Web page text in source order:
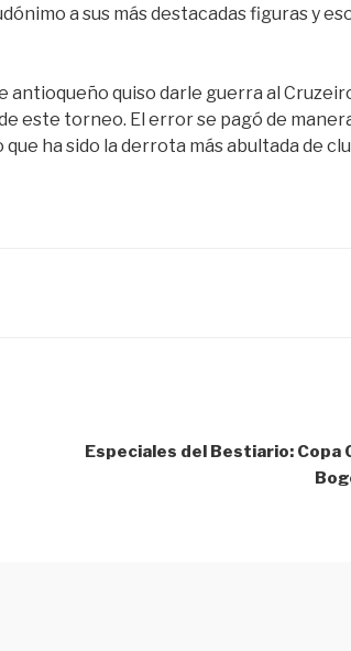
a sus más destacadas figuras y
antioqueño quiso darle guerra al
este torneo. El error se pagó de
ha sido la derrota más abultada de
Especiales del Bestiario: Copa